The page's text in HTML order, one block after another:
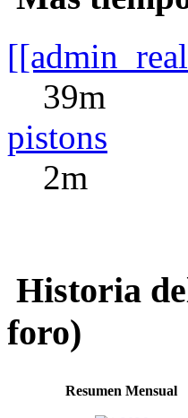
39m
pistons
2m
Historia
foro)
Resumen Mensual